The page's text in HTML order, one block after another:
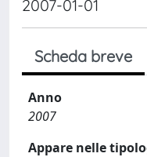
2007-01-01
Scheda breve
Anno
2007
Appare nelle